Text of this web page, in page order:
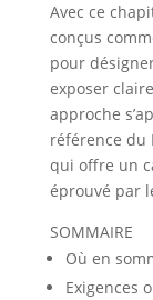
Avec ce
conçus
pour
exposer
approche
référence du
qui offre un
éprouvé par
SOMMAIRE
Où en
Exigences